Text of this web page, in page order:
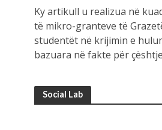
Ky artikull u realizua në
të mikro-granteve të
studentët në krijimin e
bazuara në fakte për
Social Lab